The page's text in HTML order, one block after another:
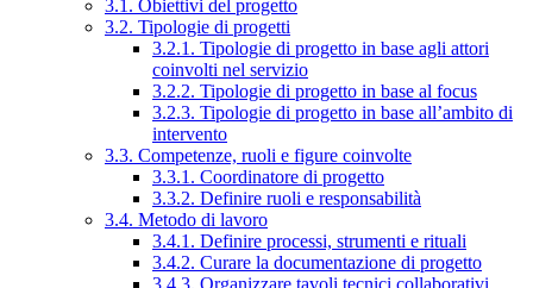
3.1. Obiettivi del progetto
3.2. Tipologie di progetti
3.2.1. Tipologie di progetto in base agli attori
coinvolti nel servizio
3.2.2. Tipologie di progetto in base al focus
3.2.3. Tipologie di progetto in base all’ambito di
intervento
3.3. Competenze, ruoli e figure coinvolte
3.3.1. Coordinatore di progetto
3.3.2. Definire ruoli e responsabilità
3.4. Metodo di lavoro
3.4.1. Definire processi, strumenti e rituali
3.4.2. Curare la documentazione di progetto
3.4.3. Organizzare tavoli tecnici collaborativi